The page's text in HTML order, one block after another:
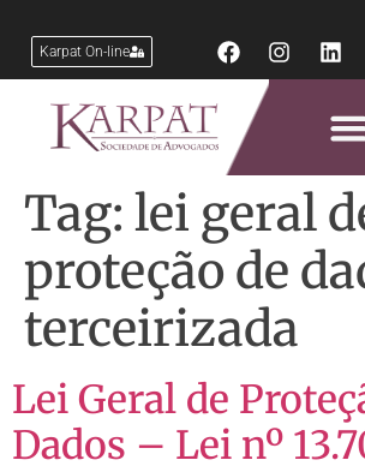
Karpat On-line
Tag: lei geral
proteção de
terceirizada
Lei Geral de
Dados – Lei nº